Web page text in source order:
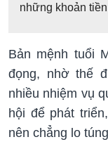
những khoản
Bản mệnh tuổi
đọng, nhờ thế
nhiều nhiệm vụ
hội để phát
nên chẳng lo